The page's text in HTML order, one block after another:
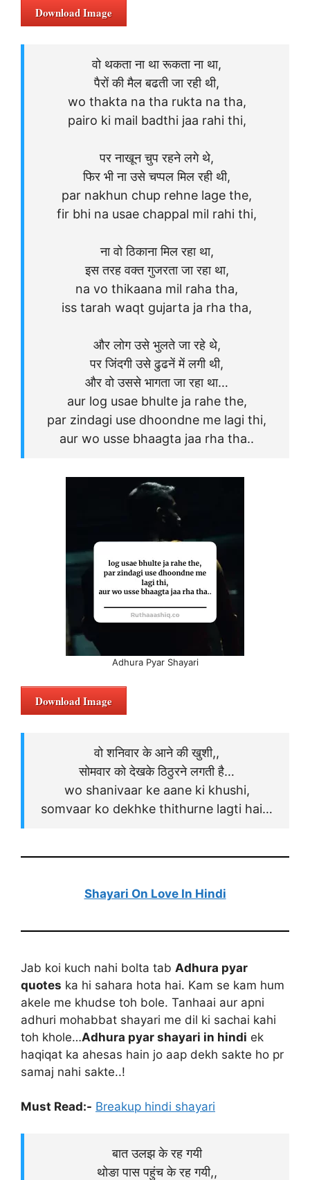
Download Image
वो थकता ना था रूकता ना था,
पैरों की मैल बढती जा रही थी,
wo thakta na tha rukta na tha,
pairo ki mail badthi jaa rahi thi,
पर नाखून चुप रहने लगे थे,
फिर भी ना उसे चप्पल मिल रही थी,
par nakhun chup rehne lage the,
fir bhi na usae chappal mil rahi thi,
ना वो ठिकाना मिल रहा था,
इस तरह वक्त गुजरता जा रहा था,
na vo thikaana mil raha tha,
iss tarah waqt gujarta ja rha tha,
और लोग उसे भुलते जा रहे थे,
पर जिंदगी उसे ढुढनें में लगी थी,
और वो उससे भागता जा रहा था…
aur log usae bhulte ja rahe the,
par zindagi use dhoondne me lagi thi,
aur wo usse bhaagta jaa rha tha..
Adhura Pyar Shayari
Download Image
वो शनिवार के आने की खुशी,,
सोमवार को देखके ठिठुरने लगती है…
wo shanivaar ke aane ki khushi,
somvaar ko dekhke thithurne lagti hai…
Shayari On Love In Hindi
Jab koi kuch nahi bolta tab Adhura pyar
quotes ka hi sahara hota hai. Kam se kam hum
akele me khudse toh bole. Tanhaai aur apni
adhuri mohabbat shayari me dil ki sachai kahi
toh khole…Adhura pyar shayari in hindi ek
haqiqat ka ahesas hain jo aap dekh sakte ho pr
samaj nahi sakte..!
Must Read:- Breakup hindi shayari
बात उलझ के रह गयी
थोङा पास पहुंच के रह गयी,,